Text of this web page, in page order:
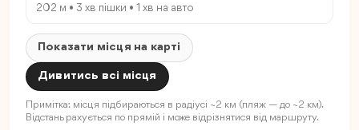
202 м • 3 хв пішки • 1 хв на авто
Показати місця на карті
Дивитись всі місця
Примітка: місця підбираються в радіусі ~2 км (пляж — до ~2 км).
Відстань рахується по прямій і може відрізнятися від маршруту.